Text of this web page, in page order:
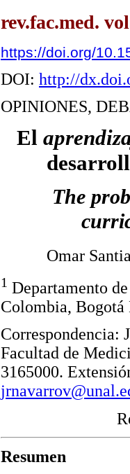
rev.fac.med.
https://doi.org/
DOI: http://
OPINIONES,
El
The
Omar
1 Departamento
Colombia,
Correspondencia:
Facultad de
3165000.
Resumen